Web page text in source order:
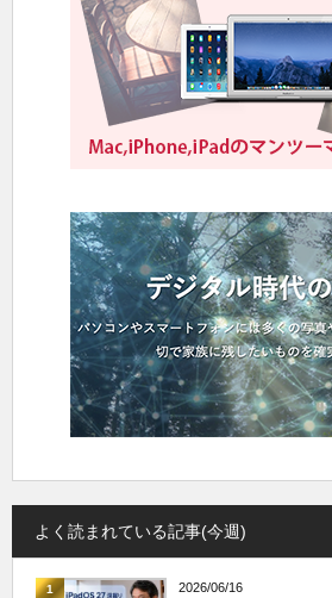
よく読まれている記事(今週)
1 2026/06/16